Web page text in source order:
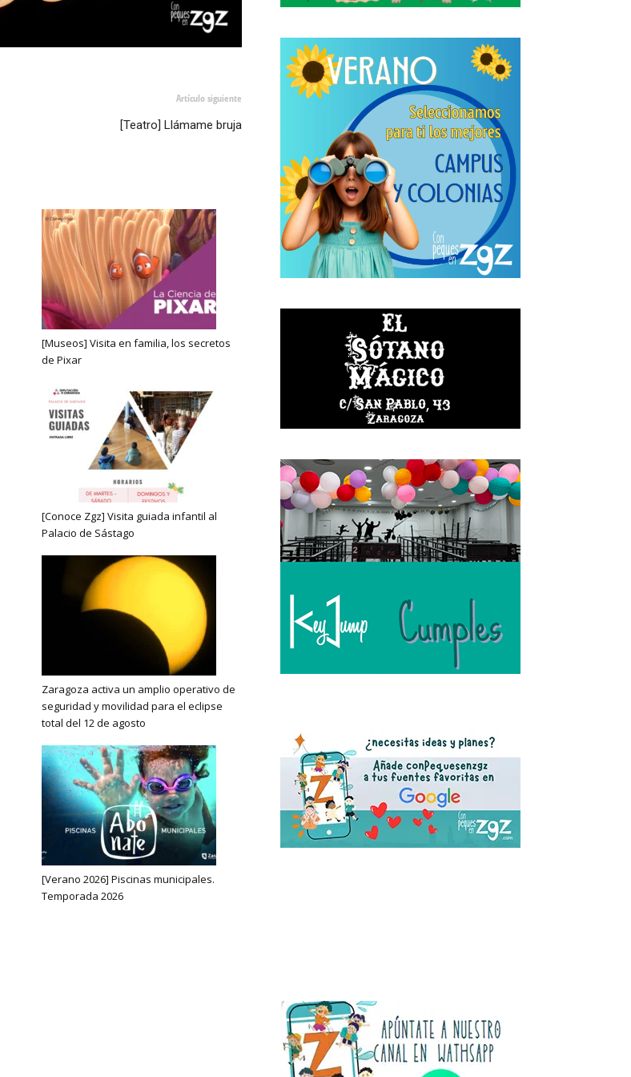
Artículo siguiente
[Teatro] Llámame bruja
[Museos] Visita en familia, los secretos
de Pixar
[Conoce Zgz] Visita guiada infantil al
Palacio de Sástago
Zaragoza activa un amplio operativo de
seguridad y movilidad para el eclipse
total del 12 de agosto
[Verano 2026] Piscinas municipales.
Temporada 2026